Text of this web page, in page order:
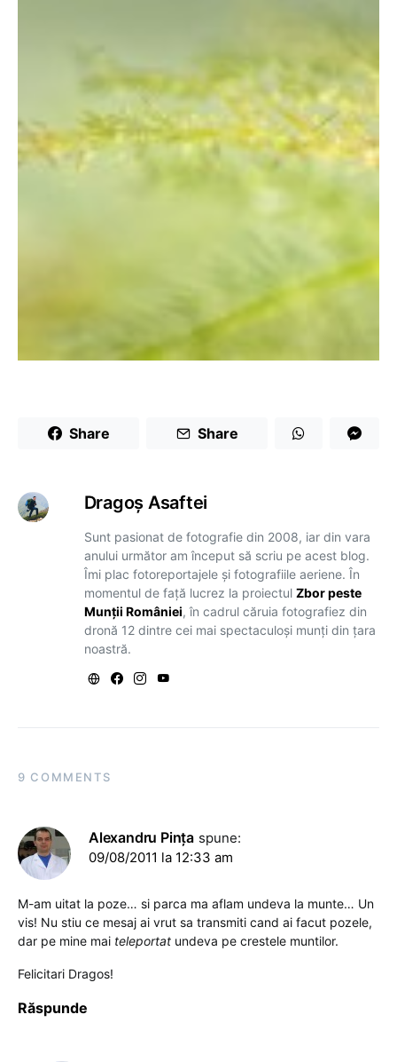
Share Share
Dragoş Asaftei
Sunt pasionat de fotografie din 2008, iar din vara
anului următor am început să scriu pe acest blog.
Îmi plac fotoreportajele și fotografiile aeriene. În
momentul de față lucrez la proiectul Zbor peste
Munții României, în cadrul căruia fotografiez din
dronă 12 dintre cei mai spectaculoși munți din țara
noastră.
9 COMMENTS
Alexandru Pinţa spune:
09/08/2011 la 12:33 am
M-am uitat la poze… si parca ma aflam undeva la munte… Un
vis! Nu stiu ce mesaj ai vrut sa transmiti cand ai facut pozele,
dar pe mine mai teleportat undeva pe crestele muntilor.
Felicitari Dragos!
Răspunde